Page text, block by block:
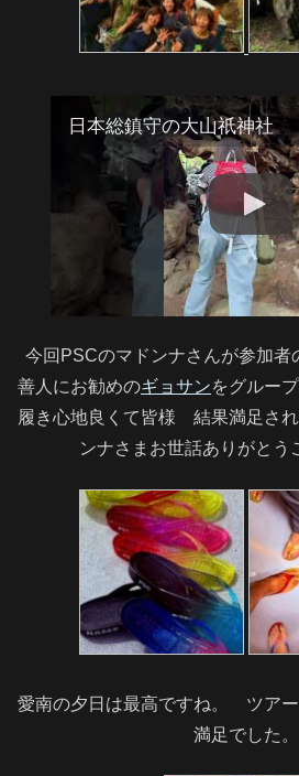
日本総鎮守の大山祇神社
今回PSCのマドンナさんが参加者
善人にお勧めのギョサンをグルー
履き心地良くて皆様 結果満足さ
ンナさまお世話ありがとう
愛南の夕日は最高ですね。 ツア
満足でした。